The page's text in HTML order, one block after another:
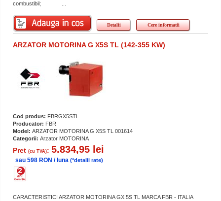
combustibil; ...
Detalii Cere informatii
ARZATOR MOTORINA G X5S TL (142-355 KW)
Cod produs: FBRGX5STL
Producator: FBR
Model: ARZATOR MOTORINA G X5S TL 001614
Categorii: Arzator MOTORINA
Pret (cu TVA): 5.834,95 lei
sau 598 RON / luna (*detalii rate)
CARACTERISTICI ARZATOR MOTORINA GX 5S TL MARCA FBR - ITALIA